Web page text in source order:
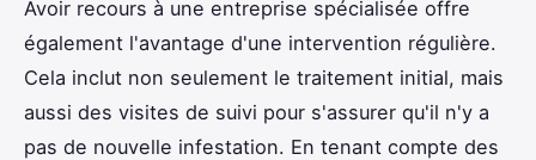
Avoir recours à une entreprise spécialisée offre
également l'avantage d'une intervention régulière.
Cela inclut non seulement le traitement initial, mais
aussi des visites de suivi pour s'assurer qu'il n'y a
pas de nouvelle infestation. En tenant compte des